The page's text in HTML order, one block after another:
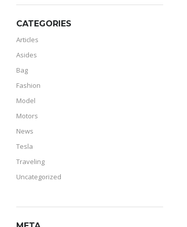
CATEGORIES
Articles
Asides
Bag
Fashion
Model
Motors
News
Tesla
Traveling
Uncategorized